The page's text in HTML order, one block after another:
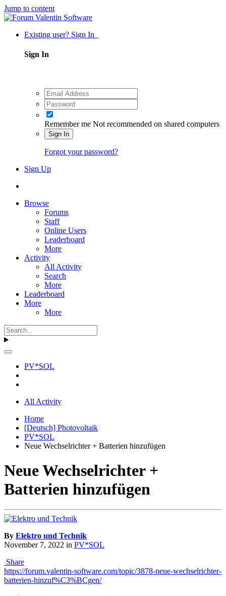
Jump to content
Existing user? Sign In
Sign In
Remember me Not recommended on shared computers
Sign In
Forgot your password?
Sign Up
Browse
Forums
Staff
Online Users
Leaderboard
More
Activity
All Activity
Search
More
Leaderboard
More
More
PV*SOL
All Activity
Home
[Deutsch] Photovoltaik
PV*SOL
Neue Wechselrichter + Batterien hinzufügen
Neue Wechselrichter +
Batterien hinzufügen
By Elektro und Technik
November 7, 2022 in PV*SOL
Share
https://forum.valentin-software.com/topic/3878-neue-wechselrichter-
batterien-hinzuf%C3%BCgen/